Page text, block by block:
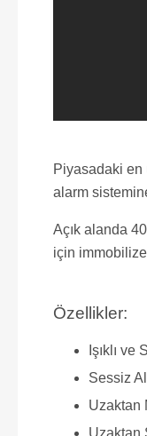
Piyasadaki en
alarm
Açık alanda
için
Özellikler:
Işıklı
Sessiz
Uzaktan
Uzaktan